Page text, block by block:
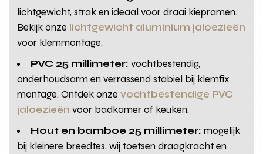
lichtgewicht, strak en ideaal voor draai kiepramen.
Bekijk onze lichtgewicht aluminium jaloezieën
voor klemmontage.
PVC 25 millimeter: vochtbestendig,
onderhoudsarm en verrassend stabiel bij klemfix
montage. Ontdek onzevochtbestendige PVC
jaloezieën voor badkamer of keuken.
Hout en bamboe 25 millimeter: mogelijk
bij kleinere breedtes, wij toetsen draagkracht en